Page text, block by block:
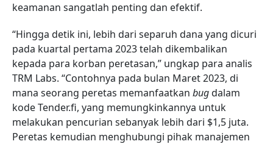
keamanan sangatlah penting dan efektif.
“Hingga detik ini, lebih dari separuh dana yang dicuri
pada kuartal pertama 2023 telah dikembalikan
kepada para korban peretasan,” ungkap para analis
TRM Labs. “Contohnya pada bulan Maret 2023, di
mana seorang peretas memanfaatkan bugdalam
kode Tender.fi, yang memungkinkannya untuk
melakukan pencurian sebanyak lebih dari $1,5 juta.
Peretas kemudian menghubungi pihak manajemen